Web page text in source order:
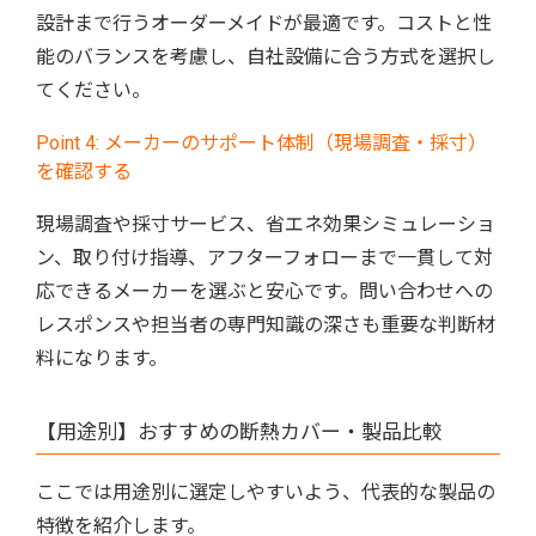
設計まで行うオーダーメイドが最適です。コストと性
能のバランスを考慮し、自社設備に合う方式を選択し
てください。
Point 4: メーカーのサポート体制（現場調査・採寸）
を確認する
現場調査や採寸サービス、省エネ効果シミュレーショ
ン、取り付け指導、アフターフォローまで一貫して対
応できるメーカーを選ぶと安心です。問い合わせへの
レスポンスや担当者の専門知識の深さも重要な判断材
料になります。
【用途別】おすすめの断熱カバー・製品比較
ここでは用途別に選定しやすいよう、代表的な製品の
特徴を紹介します。